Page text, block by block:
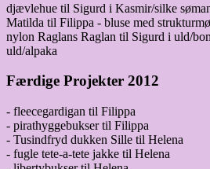
djævlehue til Sigurd i Kasmir/silke
Matilda til Filippa - bluse med
nylon Raglans Raglan til Sigurd i uld/
uld/alpaka
Færdige Projekter 2012
- fleecegardigan til Filippa
- pirathyggebukser til Filippa
- Tusindfryd dukken Sille til Helena
- fugle tete-a-tete jakke til Helena